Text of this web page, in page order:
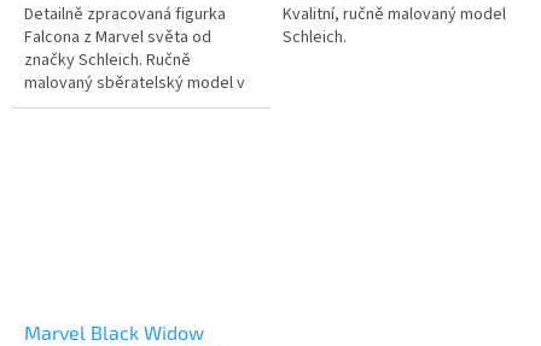
5
hvězdiček.
Detailně zpracovaná figurka
Falcona z Marvel světa od
značky Schleich. Ručně
malovaný sběratelský model v
dárkové krabičce. Více produktů
5
hvězdiček.
Kvalitní, ručně malovaný model
Schleich.
Marvel Black Widow